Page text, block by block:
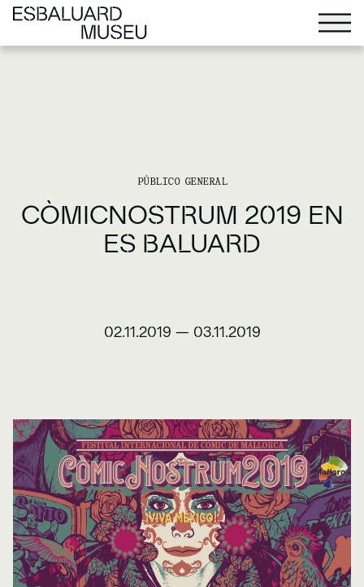
PÚBLICO GENERAL
CÒMICNOSTRUM 2019 EN
ES BALUARD
02.11.2019 — 03.11.2019